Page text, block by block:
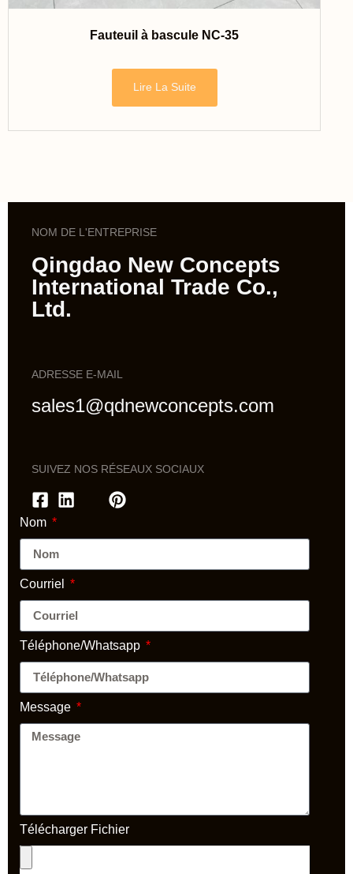
Fauteuil à bascule NC-35
Lire La Suite
NOM DE L'ENTREPRISE
Qingdao New Concepts
International Trade Co.,
Ltd.
ADRESSE E-MAIL
sales1@qdnewconcepts.com
SUIVEZ NOS RÉSEAUX SOCIAUX
Nom
Courriel
Téléphone/Whatsapp
Message
Télécharger Fichier